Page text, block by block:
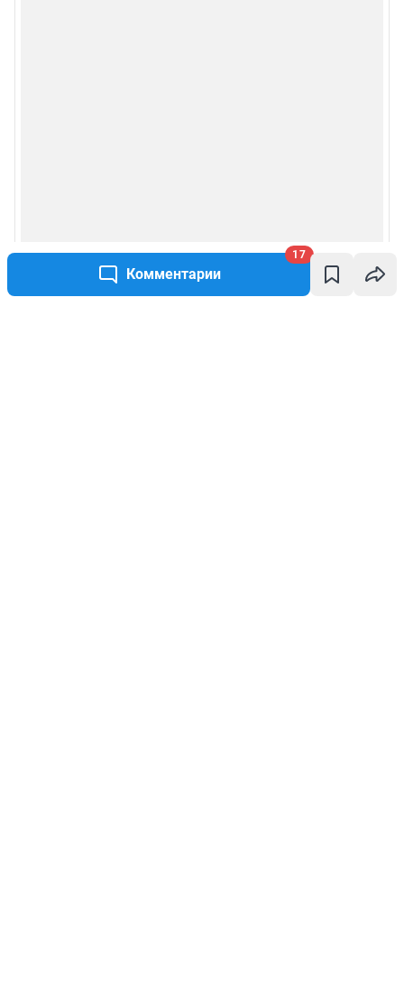
Комментарии
17